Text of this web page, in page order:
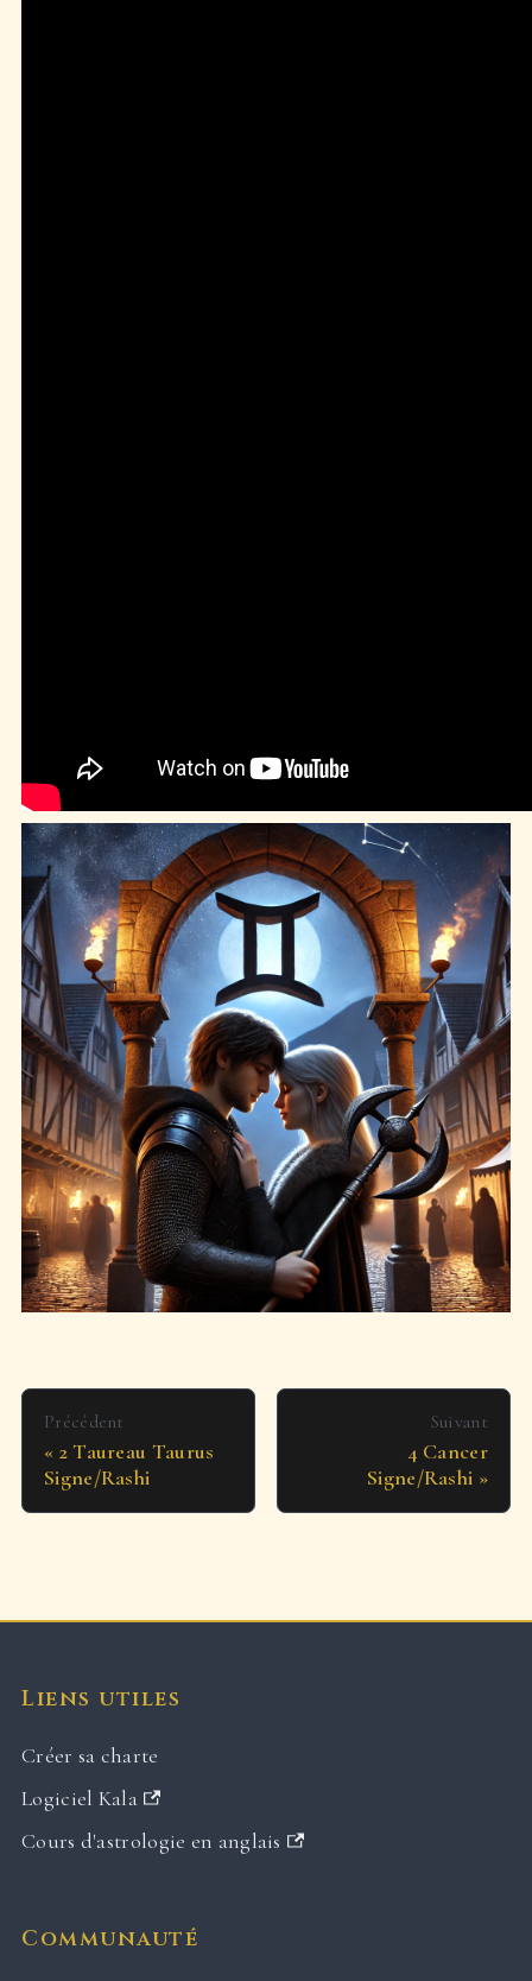
Précédent
2 Taureau Taurus
Signe/Rashi
Suivant
4 Cancer
Signe/Rashi
Liens utiles
Créer sa charte
Logiciel Kala
Cours d'astrologie en anglais
Communauté